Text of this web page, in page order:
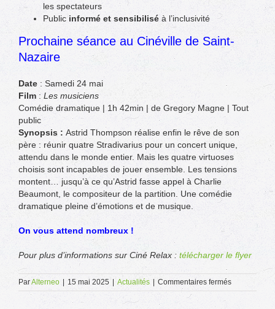
les spectateurs
Public informé et sensibilisé à l’inclusivité
Prochaine séance au Cinéville de Saint-
Nazaire
Date : Samedi 24 mai
Film : Les musiciens
Comédie dramatique | 1h 42min | de Gregory Magne | Tout
public
Synopsis : Astrid Thompson réalise enfin le rêve de son
père : réunir quatre Stradivarius pour un concert unique,
attendu dans le monde entier. Mais les quatre virtuoses
choisis sont incapables de jouer ensemble. Les tensions
montent… jusqu’à ce qu’Astrid fasse appel à Charlie
Beaumont, le compositeur de la partition. Une comédie
dramatique pleine d’émotions et de musique.
On vous attend nombreux !
Pour plus d’informations sur Ciné Relax : télécharger le flyer
ParAlterneo | 15 mai 2025 | Actualités | Commentaires ferméssur
Ciné